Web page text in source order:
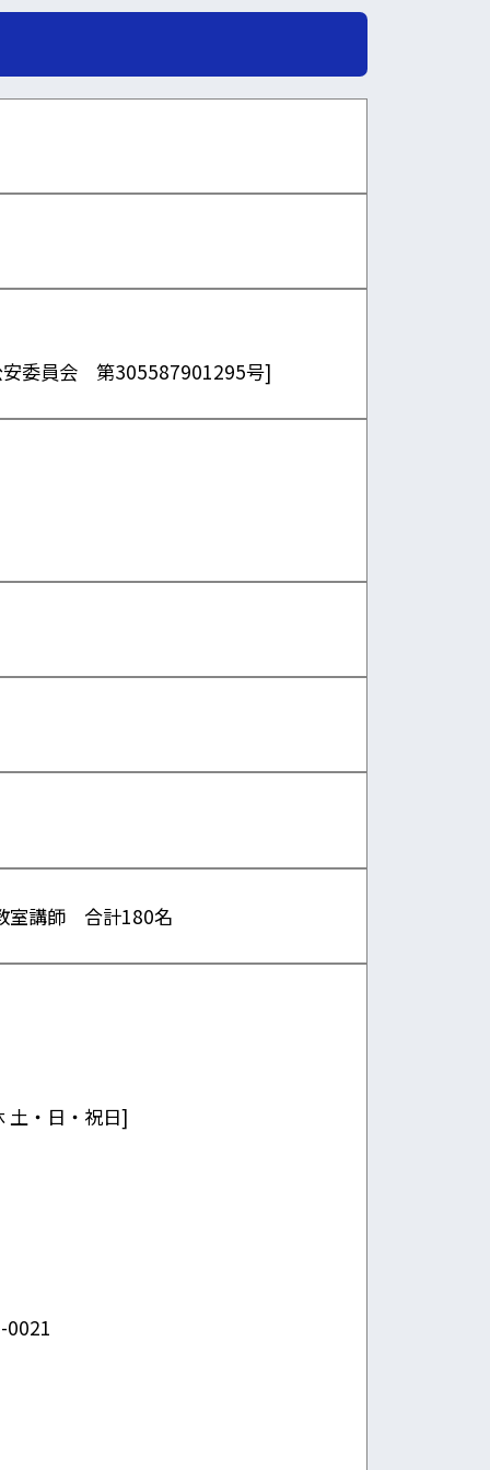
委員会 第305587901295号]
室講師 合計180名
土・日・祝日]
0021